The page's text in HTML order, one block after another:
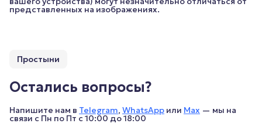
представленных на изображениях.
Простыни
Остались вопросы?
Напишите нам в Telegram, WhatsApp или Max — мы на
связи с Пн по Пт с 10:00 до 18:00